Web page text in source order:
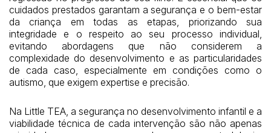
cuidados prestados garantam a segurança e o bem-estar
da criança em todas as etapas, priorizando sua
integridade e o respeito ao seu processo individual,
evitando abordagens que não considerem a
complexidade do desenvolvimento e as particularidades
de cada caso, especialmente em condições como o
autismo, que exigem expertise e precisão.
Na Little TEA, a segurança no desenvolvimento infantil e a
viabilidade técnica de cada intervenção são não apenas